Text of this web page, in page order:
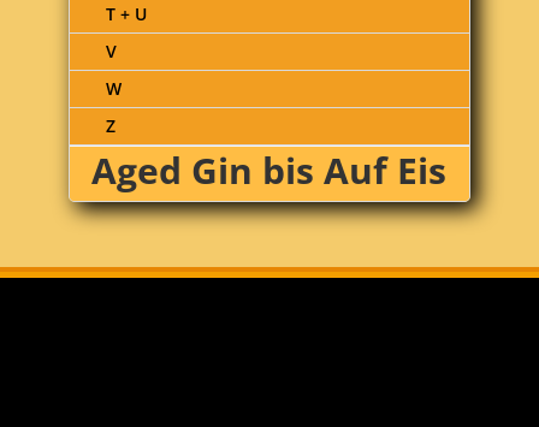
T + U
V
W
Z
Aged Gin bis Auf Eis